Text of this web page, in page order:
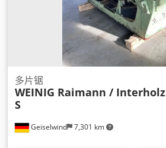
Geiselwind 7,301 km
多片锯
WEINIG Raimann / Interholz
S